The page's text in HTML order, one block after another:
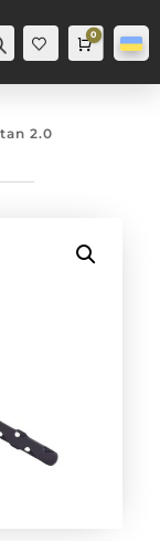
Пошук
Баж
анн
Cart
0
0,0грн
2.0